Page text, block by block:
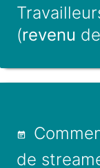
(revenu
de